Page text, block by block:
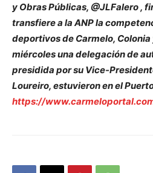
y Obras Públicas, @JLFalero ,
transfiere a la ANP la
deportivos de Carmelo, Colonia
miércoles una delegación de
presidida por su Vice-
Loureiro, estuvieron en el
https://